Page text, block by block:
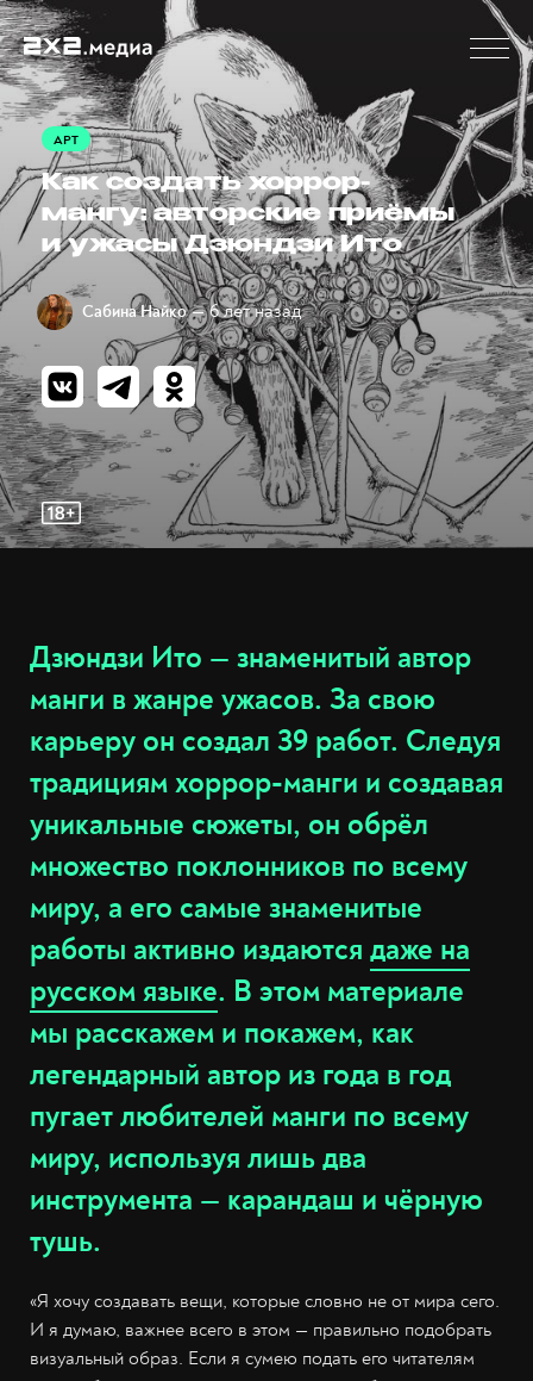
АРТ
Как создать хоррор-
мангу: авторские приёмы
и ужасы Дзюндзи Ито
Сабина Найко — 6 лет назад
Дзюндзи Ито — знаменитый автор
манги в жанре ужасов. За свою
карьеру он создал 39 работ. Следуя
традициям хоррор-манги и создавая
уникальные сюжеты, он обрёл
множество поклонников по всему
миру, а его самые знаменитые
работы активно издаются даже на
русском языке. В этом материале
мы расскажем и покажем, как
легендарный автор из года в год
пугает любителей манги по всему
миру, используя лишь два
инструмента — карандаш и чёрную
тушь.
«Я хочу создавать вещи, которые словно не от мира сего.
И я думаю, важнее всего в этом — правильно подобрать
визуальный образ. Если я сумею подать его читателям